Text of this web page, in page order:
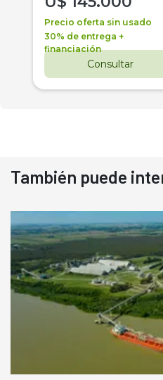
Precio oferta sin usado
30% de entrega +
financiación
Consultar
También puede